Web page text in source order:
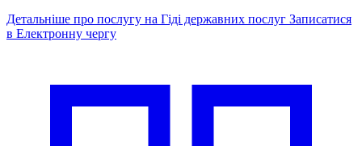
Детальніше про послугу на Гіді державних послуг Записатися
в Електронну чергу